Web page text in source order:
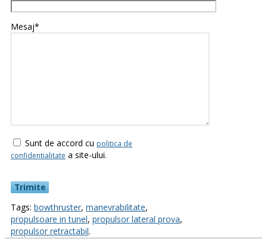
Mesaj*
Sunt de accord cu politica de
confidentialitate a site-ului.
Tags: bowthruster, manevrabilitate,
propulsoare in tunel, propulsor lateral prova,
propulsor retractabil.